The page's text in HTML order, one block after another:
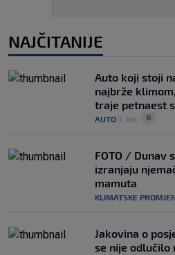
NAJČITANIJE
Auto koji stoji
najbrže
traje petnaest
AUTO 7. kol. 0
FOTO / Dunav
izranjaju
mamuta
KLIMATSKE
Jakovina o
se nije odlučilo